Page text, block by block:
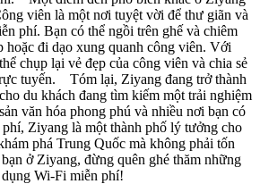
viên là một nơi tuyệt vời để thư giãn và
phí. Bạn có thể ngồi trên ghế và chiêm
hoặc đi dạo xung quanh công viên. Với
chụp lại vẻ đẹp của công viên và chia sẻ
tuyến. Tóm lại, Ziyang đang trở thành
du khách đang tìm kiếm một trải nghiệm
văn hóa phong phú và nhiều nơi bạn có
Ziyang là một thành phố lý tưởng cho
phá Trung Quốc mà không phải tốn
ở Ziyang, đừng quên ghé thăm những
Wi-Fi miễn phí!